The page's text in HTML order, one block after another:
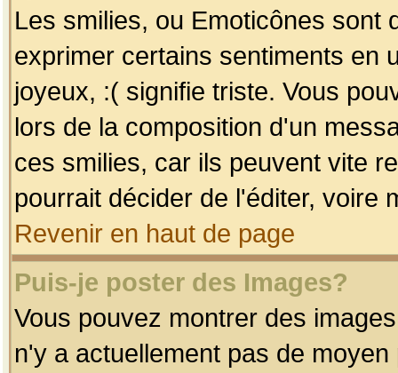
Les smilies, ou Emoticônes sont
exprimer certains sentiments en
joyeux, :( signifie triste. Vous
lors de la composition d'un
ces smilies, car ils peuvent vite
pourrait décider de l'éditer, voire
Revenir en haut de page
Puis-je poster des Images?
Vous pouvez montrer des
n'y a actuellement pas de